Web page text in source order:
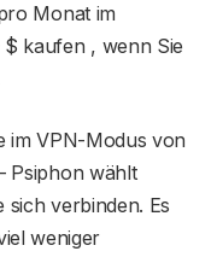
Monat im
kaufen , wenn Sie
im VPN-Modus von
Psiphon wählt
sich verbinden. Es
weniger